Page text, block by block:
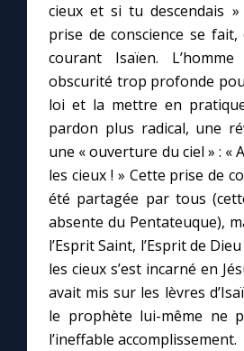
cieux et si tu descendais
prise de conscience se
courant Isaïen.
obscurité trop profonde
loi et la mettre en
pardon plus radical, une
une « ouverture du ciel » : «
les cieux ! » Cette prise de
été partagée par tous
absente du Pentateuque),
l’Esprit Saint, l’Esprit de
les cieux s’est incarné en
avait mis sur les lèvres
le prophète lui-même ne
l’ineffable accomplissement.